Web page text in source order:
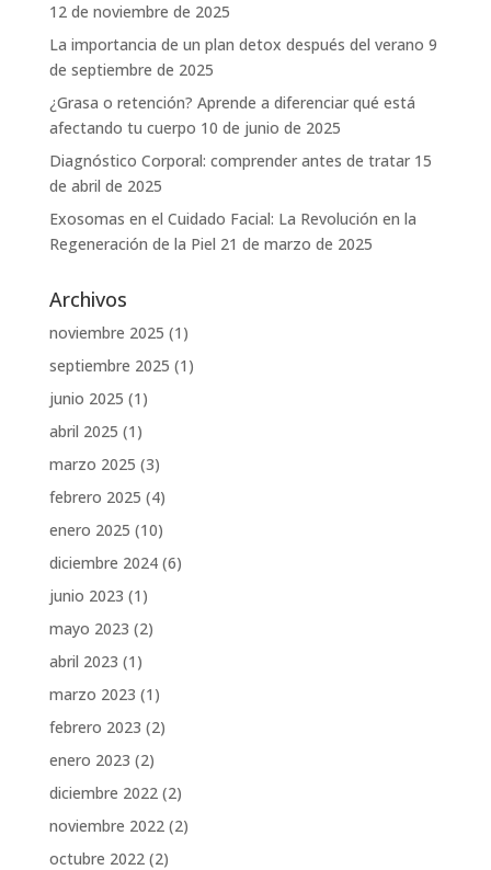
12 de noviembre de 2025
La importancia de un plan detox después del verano 9
de septiembre de 2025
¿Grasa o retención? Aprende a diferenciar qué está
afectando tu cuerpo 10 de junio de 2025
Diagnóstico Corporal: comprender antes de tratar 15
de abril de 2025
Exosomas en el Cuidado Facial: La Revolución en la
Regeneración de la Piel 21 de marzo de 2025
Archivos
noviembre 2025 (1)
septiembre 2025 (1)
junio 2025 (1)
abril 2025 (1)
marzo 2025 (3)
febrero 2025 (4)
enero 2025 (10)
diciembre 2024(6)
junio 2023 (1)
mayo 2023 (2)
abril 2023 (1)
marzo 2023 (1)
febrero 2023 (2)
enero 2023 (2)
diciembre 2022(2)
noviembre 2022(2)
octubre 2022(2)